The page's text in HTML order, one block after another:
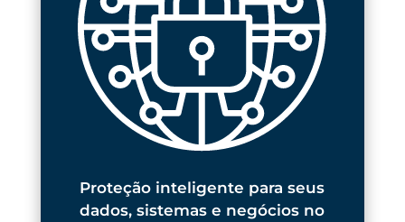
Proteção inteligente para seus
dados, sistemas e negócios no